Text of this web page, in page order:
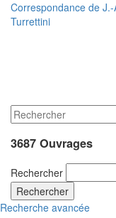
Correspondance de J.-
Turrettini
3687 Ouvrages
Rechercher
Rechercher
Recherche avancée